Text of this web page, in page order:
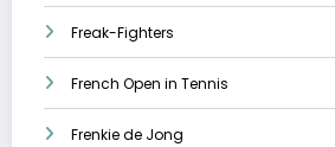
Freak-Fighters
French Open in Tennis
Frenkie de Jong